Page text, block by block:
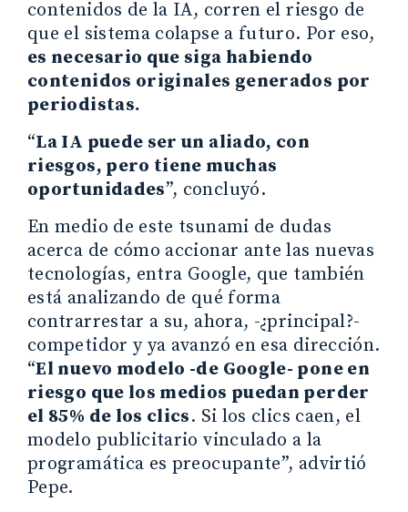
contenidos de la IA, corren el riesgo de
que el sistema colapse a futuro. Por eso,
es necesario que siga habiendo
contenidos originales generados por
periodistas.
“La IA puede ser un aliado, con
riesgos, pero tiene muchas
oportunidades”, concluyó.
En medio de este tsunami de dudas
acerca de cómo accionar ante las nuevas
tecnologías, entra Google, que también
está analizando de qué forma
contrarrestar a su, ahora, -¿principal?-
competidor y ya avanzó en esa dirección.
“El nuevo modelo -de Google- pone en
riesgo que los medios puedan perder
el 85% de los clics. Si los clics caen, el
modelo publicitario vinculado a la
programática es preocupante”, advirtió
Pepe.